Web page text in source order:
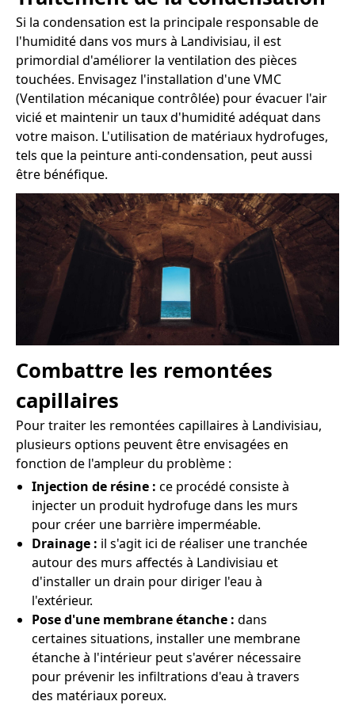
Si la condensation est la principale responsable de
l'humidité dans vos murs à Landivisiau, il est
primordial d'améliorer la ventilation des pièces
touchées. Envisagez l'installation d'une VMC
(Ventilation mécanique contrôlée) pour évacuer l'air
vicié et maintenir un taux d'humidité adéquat dans
votre maison. L'utilisation de matériaux hydrofuges,
tels que la peinture anti-condensation, peut aussi
être bénéfique.
Combattre les remontées
capillaires
Pour traiter les remontées capillaires à Landivisiau,
plusieurs options peuvent être envisagées en
fonction de l'ampleur du problème :
Injection de résine : ce procédé consiste à
injecter un produit hydrofuge dans les murs
pour créer une barrière imperméable.
Drainage : il s'agit ici de réaliser une tranchée
autour des murs affectés à Landivisiau et
d'installer un drain pour diriger l'eau à
l'extérieur.
Pose d'une membrane étanche : dans
certaines situations, installer une membrane
étanche à l'intérieur peut s'avérer nécessaire
pour prévenir les infiltrations d'eau à travers
des matériaux poreux.